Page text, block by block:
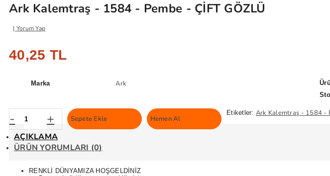
Ark Kalemtraş - 1584 - Pembe - ÇİFT GÖZLÜ
Yorum Yap
40,25 TL
Marka Ark
- + Sepete Ekle Hemen Al
Etiketler: Ark Kalemtraş - 1584 -
AÇIKLAMA
ÜRÜN YORUMLARI (0)
RENKLİ DÜNYAMIZA HOŞGELDİNİZ